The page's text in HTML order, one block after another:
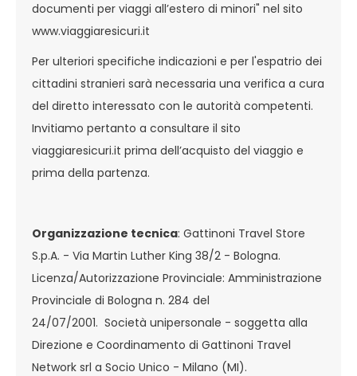
documenti per viaggi all’estero di minori" nel sito
www.viaggiaresicuri.it
Per ulteriori specifiche indicazioni e per l'espatrio dei
cittadini stranieri sarà necessaria una verifica a cura
del diretto interessato con le autorità competenti.
Invitiamo pertanto a consultare il sito
viaggiaresicuri.it prima dell’acquisto del viaggio e
prima della partenza.
Organizzazione tecnica: Gattinoni Travel Store
S.p.A. - Via Martin Luther King 38/2 - Bologna.
Licenza/Autorizzazione Provinciale: Amministrazione
Provinciale di Bologna n. 284 del
24/07/2001. Società unipersonale - soggetta alla
Direzione e Coordinamento di Gattinoni Travel
Network srl a Socio Unico - Milano (MI).